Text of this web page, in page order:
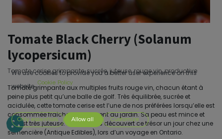
Tomate Black Cherry (Solanum
lycopersicum)
Tomate cerise grimpante, sucrée, juteuse, rouge vin, productive
Tomate grimpante aux multiples fruits rouge vin, chacun étant à
peine plus petit qu’une balle de golf. Très équilibrée, sucrée et
acidulée, cette tomate cerise est l’une de nos préférées lorsqu’elle est
consommée fraîche, directement au jardin. Sa peau est mince et
elle est très juteuse. Nous avons découvert ce trésor un jour chez une
semencière (Antique Edibles), lors d’un voyage en Ontario.
We use cookies to provide you a better user experience on this
website. Cookie Policy
Only essentials Allow all Customize